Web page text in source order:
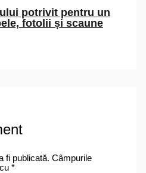
potrivit pentru un
fotolii și scaune
fi publicată. Câmpurile
cu*